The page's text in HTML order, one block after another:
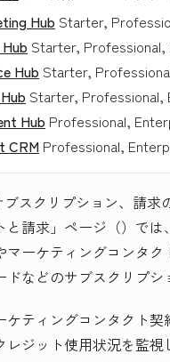
Hub Starter,
Starter, Professional,
Hub Starter,
Starter, Professional,
Hub Professional,
CRM Professional,
スクリプション、請求
と請求」ページ（）では
マーケティングコンタ
ドなどのサブスクリプシ
ケティングコンタクト
レジット使用状況を監